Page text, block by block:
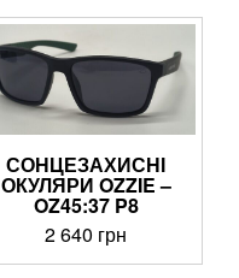
СОНЦЕЗАХИСНІ
ОКУЛЯРИ OZZIE –
OZ45:37 P8
2 640 грн